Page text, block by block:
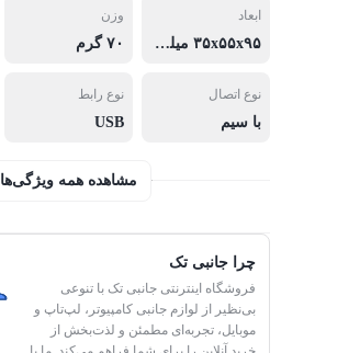
ابعاد
۳۵x۵۵x۹۵ میلی‌متر
وزن
۷۰ گرم
نوع اتصال
با سیم
نوع رابط
USB
مشاهده همه ویژگی‌ها
چرا جانبی تک
فروشگاه اینترنتی جانبی تک با تنوعی
بی‌نظیر از لوازم جانبی کامپیوتر، لپ‌تاپ و
موبایل، تجربه‌ای مطمئن و لذت‌بخش از